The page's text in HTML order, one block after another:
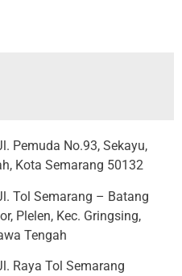
Pemuda No.93, Sekayu,
Kota Semarang 50132
Tol Semarang – Batang
Plelen, Kec. Gringsing,
Tengah
Raya Tol Semarang